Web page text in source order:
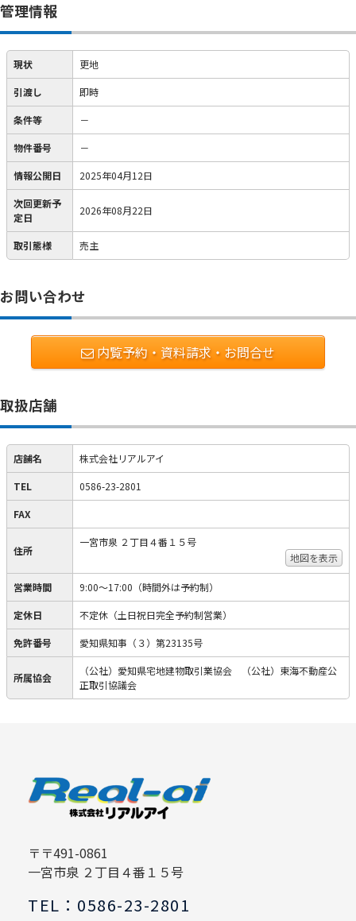
管理情報
現状 更地
引渡し 即時
条件等 －
物件番号 －
情報公開日 2025年04月12日
次回更新予
定日
2026年08月22日
取引態様 売主
お問い合わせ
内覧予約・資料請求・お問合せ
取扱店舗
店舗名 株式会社リアルアイ
TEL 0586-23-2801
FAX
住所
一宮市泉 ２丁目４番１５号
地図を表示
営業時間 9:00～17:00（時間外は予約制）
定休日 不定休（土日祝日完全予約制営業）
免許番号 愛知県知事（３）第23135号
所属協会
（公社）愛知県宅地建物取引業協会 （公社）東海不動産公
正取引協議会
〒〒491-0861
一宮市泉 ２丁目４番１５号
TEL：0586-23-2801